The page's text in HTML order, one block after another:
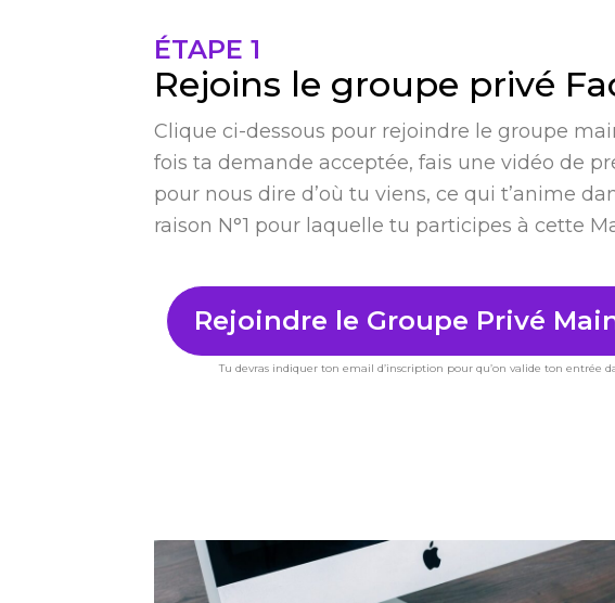
ÉTAPE 1
Rejoins le groupe privé
Clique ci-dessous pour rejoindre le groupe
fois ta demande acceptée, fais une vidéo de
pour nous dire d’où tu viens, ce qui t’anime
raison N°1 pour laquelle tu participes à cette
Rejoindre le Groupe Privé
Tu devras indiquer ton email d’inscription pour qu’on valide ton entrée